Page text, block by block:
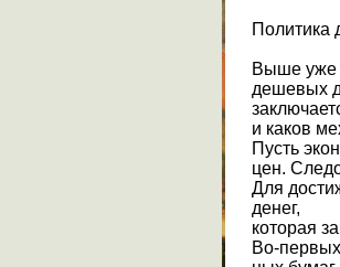
Политика
Выше уже
дешевых
и каков
Пусть
цен.
Для
денег,
которая
Во-